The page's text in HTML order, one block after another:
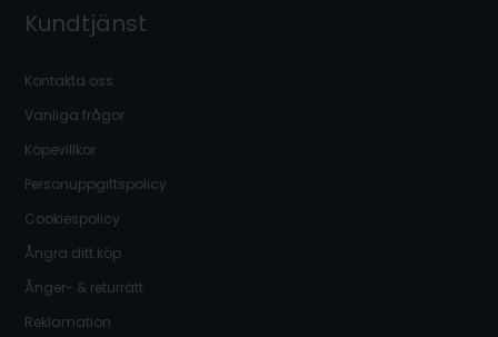
Kundtjänst
Kontakta oss
Vanliga frågor
Köpevillkor
Personuppgiftspolicy
Cookiespolicy
Ångra ditt köp
Ånger- & returrätt
Reklamation